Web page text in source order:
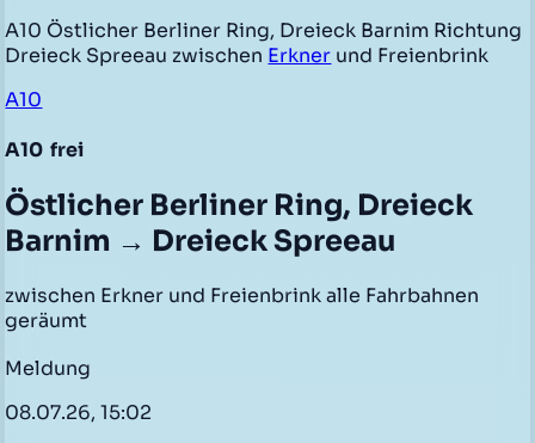
A10 Östlicher Berliner Ring, Dreieck Barnim Richtung
Dreieck Spreeau zwischen Erkner und Freienbrink
A10
A10 frei
Östlicher Berliner Ring, Dreieck
Barnim → Dreieck Spreeau
zwischen Erkner und Freienbrink alle Fahrbahnen
geräumt
Meldung
08.07.26, 15:02